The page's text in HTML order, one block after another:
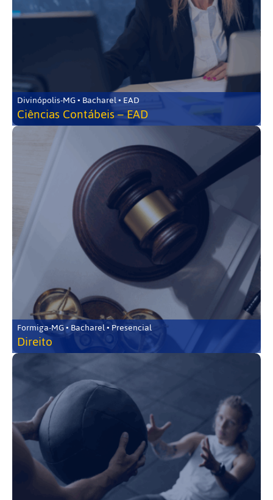
Divinópolis-MG • Bacharel • EAD
Ciências Contábeis – EAD
Formiga-MG • Bacharel • Presencial
Direito